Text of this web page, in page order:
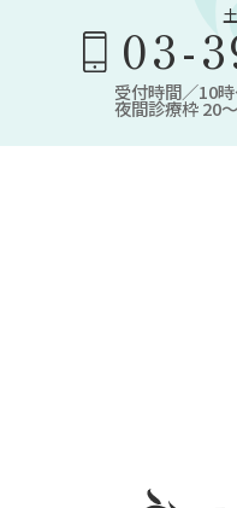
03-
受付時間／10時
夜間診療枠 20